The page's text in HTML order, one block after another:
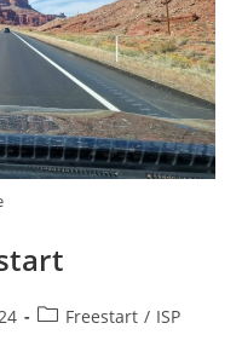
Berichtcategorie:
Freestart / ISP